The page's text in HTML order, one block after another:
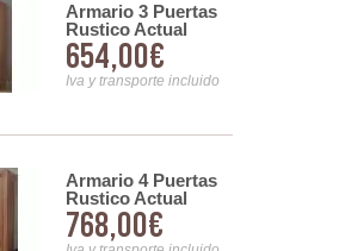
Armario 3 Puertas
Rustico Actual
Baiada
654,00€
Iva y transporte incluido
Armario 4 Puertas
Rustico Actual
Baiada
768,00€